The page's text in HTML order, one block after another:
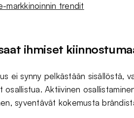
markkinoinnin trendit
ihmiset
ei synny pelkästään sisällöstä,
osallistua. Aktiivinen
syventävät kokemusta